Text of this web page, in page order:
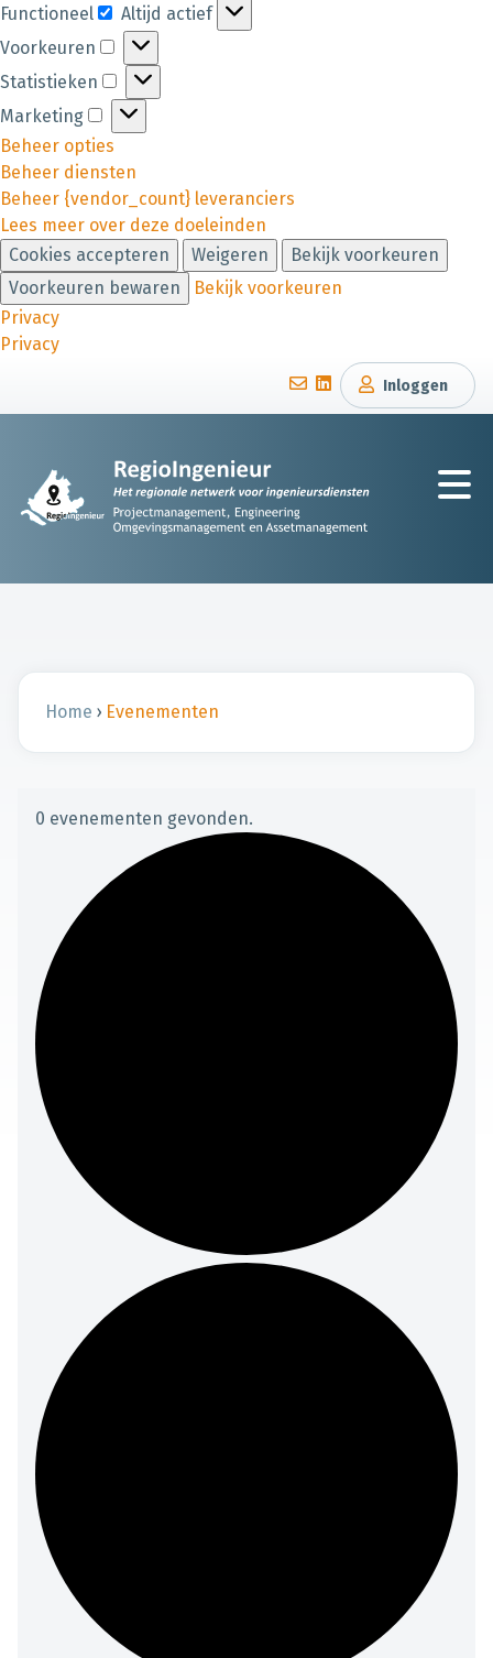
Functioneel
Altijd actief
Voorkeuren
Statistieken
Marketing
Beheer opties
Beheer diensten
Beheer {vendor_count} leveranciers
Lees meer over deze doeleinden
Cookies accepteren
Weigeren
Bekijk voorkeuren
Voorkeuren bewaren
Bekijk voorkeuren
Privacy
Privacy
Inloggen
Home › Evenementen
0 evenementen gevonden.